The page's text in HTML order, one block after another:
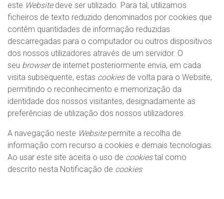
este Website deve ser utilizado. Para tal, utilizamos
ficheiros de texto reduzido denominados por cookies que
contêm quantidades de informação reduzidas
descarregadas para o computador ou outros dispositivos
dos nossos utilizadores através de um servidor. O
seu browserde internet posteriormente envia, em cada
visita subsequente, estas cookies de volta para o Website,
permitindo o reconhecimento e memorização da
identidade dos nossos visitantes, designadamente as
preferências de utilização dos nossos utilizadores.
A navegação neste Website permite a recolha de
informação com recurso a cookies e demais tecnologias.
Ao usar este site aceita o uso de cookiestal como
descrito nesta Notificação de cookies